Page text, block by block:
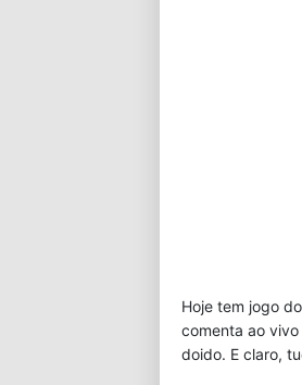
Hoje tem jogo
comenta ao
doido. E claro,